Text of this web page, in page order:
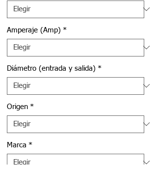
Amperaje (Amp) *
Diámetro (entrada y salida) *
Origen *
Marca *